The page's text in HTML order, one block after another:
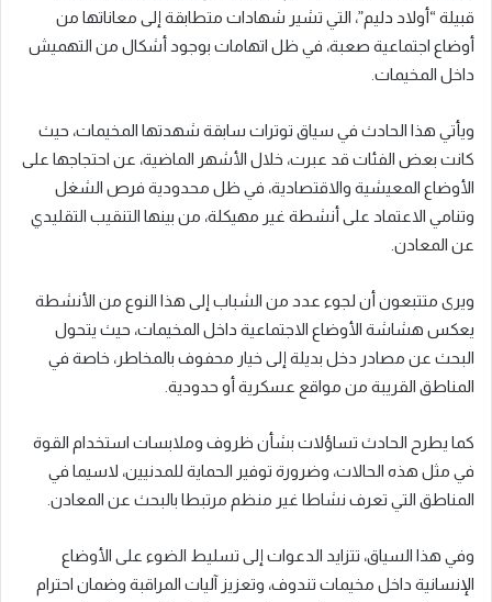
قبيلة “أولاد دليم”، التي تشير شهادات متطابقة إلى معاناتها من
أوضاع اجتماعية صعبة، في ظل اتهامات بوجود أشكال من التهميش
داخل المخيمات.
ويأتي هذا الحادث في سياق توترات سابقة شهدتها المخيمات، حيث
كانت بعض الفئات قد عبرت، خلال الأشهر الماضية، عن احتجاجها على
الأوضاع المعيشية والاقتصادية، في ظل محدودية فرص الشغل
وتنامي الاعتماد على أنشطة غير مهيكلة، من بينها التنقيب التقليدي
عن المعادن.
ويرى متتبعون أن لجوء عدد من الشباب إلى هذا النوع من الأنشطة
يعكس هشاشة الأوضاع الاجتماعية داخل المخيمات، حيث يتحول
البحث عن مصادر دخل بديلة إلى خيار محفوف بالمخاطر، خاصة في
المناطق القريبة من مواقع عسكرية أو حدودية.
كما يطرح الحادث تساؤلات بشأن ظروف وملابسات استخدام القوة
في مثل هذه الحالات، وضرورة توفير الحماية للمدنيين، لاسيما في
المناطق التي تعرف نشاطا غير منظم مرتبطا بالبحث عن المعادن.
وفي هذا السياق، تتزايد الدعوات إلى تسليط الضوء على الأوضاع
الإنسانية داخل مخيمات تندوف، وتعزيز آليات المراقبة وضمان احترام